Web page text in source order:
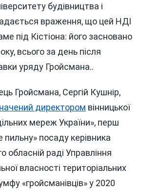
будівництва і
враження, що цей НДІ
під Кістіона: його засновано
всього за день після
уряду Гройсмана..
Гройсмана, Сергій Кушнір,
директором вінницької
мереж України», перш
пильну» посаду керівника
обласній раді Управління
власності територіальних
«гройсманівців» у 2020